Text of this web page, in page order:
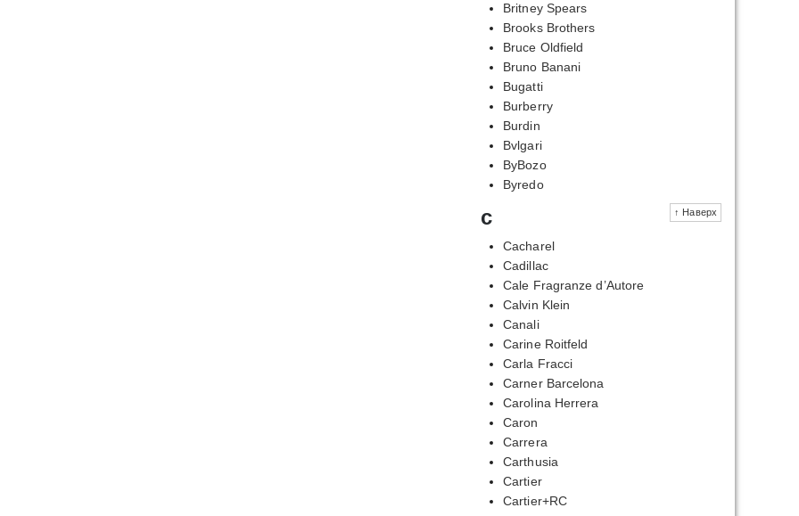
Britney Spears
Brooks Brothers
Bruce Oldfield
Bruno Banani
Bugatti
Burberry
Burdin
Bvlgari
ByBozo
Byredo
↑ Наверх
c
Cacharel
Cadillac
Cale Fragranze d’Autore
Calvin Klein
Canali
Carine Roitfeld
Carla Fracci
Carner Barcelona
Carolina Herrera
Caron
Carrera
Carthusia
Cartier
Cartier+RC